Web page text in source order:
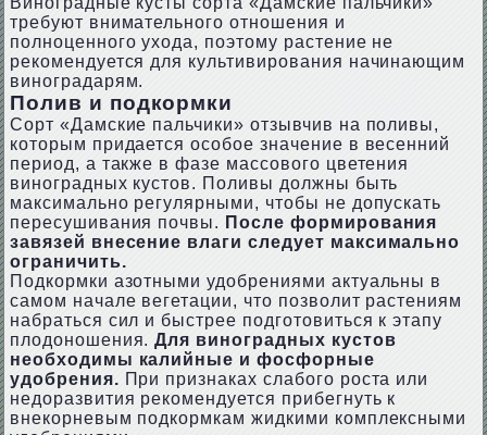
требуют внимательного отношения и
полноценного ухода, поэтому растение не
рекомендуется для культивирования начинающим
виноградарям.
Полив и подкормки
Сорт «Дамские пальчики» отзывчив на поливы,
которым придается особое значение в весенний
период, а также в фазе массового цветения
виноградных кустов. Поливы должны быть
максимально регулярными, чтобы не допускать
пересушивания почвы. После формирования
завязей внесение влаги следует максимально
ограничить.
Подкормки азотными удобрениями актуальны в
самом начале вегетации, что позволит растениям
набраться сил и быстрее подготовиться к этапу
плодоношения.Для виноградных кустов
необходимы калийные и фосфорные
удобрения. При признаках слабого роста или
недоразвития рекомендуется прибегнуть к
внекорневым подкормкам жидкими комплексными